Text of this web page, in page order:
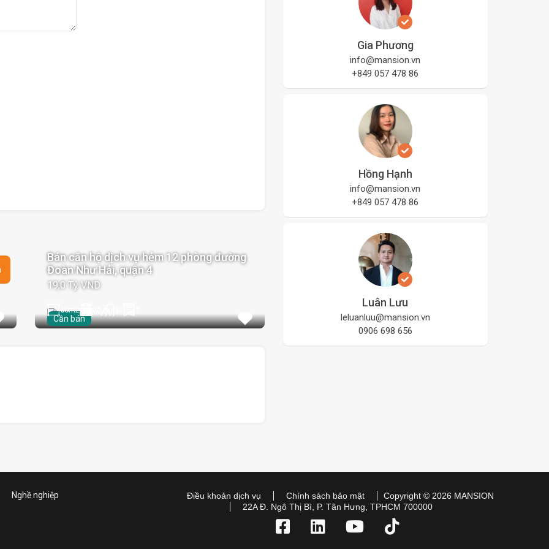
Cần bán
Bán căn hộ dịch vụ hẻm 12 phòng đường
Đoàn Như Hải, quận 4
19,0 Tỷ VND
60m2
Gia Phương
info@mansion.vn
+849 057 478 86
Hồng Hạnh
info@mansion.vn
+849 057 478 86
Luân Lưu
leluanluu@mansion.vn
0906 698 656
Nghề nghiệp
Điều khoản dịch vụ Chính sách bảo mật
Copyright © 2026 MANSION
22A Đ. Ngô Thị Bì, P. Tân Hưng, TPHCM 700000